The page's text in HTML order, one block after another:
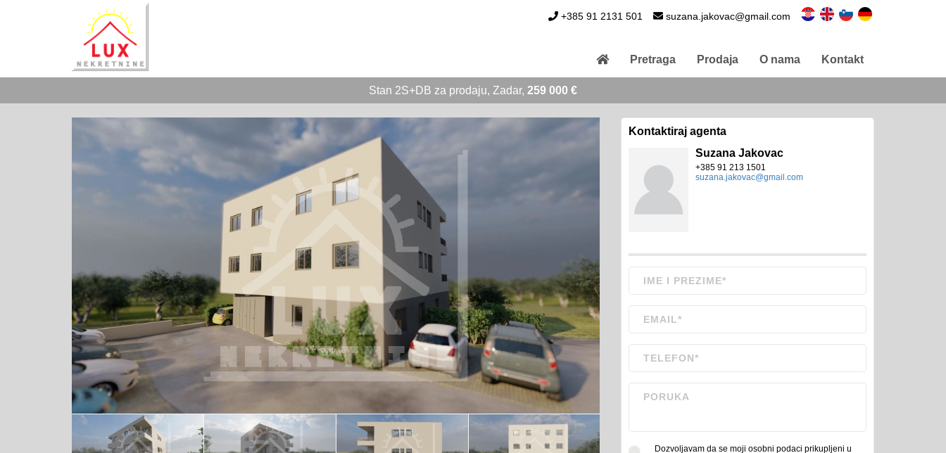
+385 91 2131 501 suzana.jakovac@gmail.com
Pretraga Prodaja O nama Kontakt
Stan 2S+DB za prodaju, Zadar, 259 000 €
Kontaktiraj agenta
Suzana Jakovac
+385 91 213 1501
suzana.jakovac@gmail.com
Dozvoljavam da se moji osobni podaci prikupljeni u